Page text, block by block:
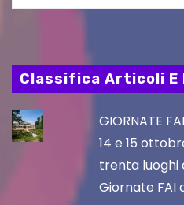
Classifica Articoli E
GIORNATE
14 e 15
trenta luoghi
Giornate FAI